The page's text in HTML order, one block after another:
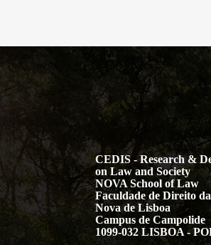
CEDIS - Research &
on Law and Society
NOVA School of Law
Faculdade de Direito
Nova de Lisboa
Campus de Campolide
1099-032 LISBOA -